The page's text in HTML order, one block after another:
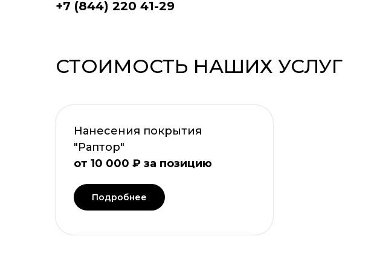
+7 (844) 220 41-29
СТОИМОСТЬ НАШИХ УСЛУГ
Нанесения покрытия
"Раптор"
от 10 000 ₽ за позицию
Подробнее